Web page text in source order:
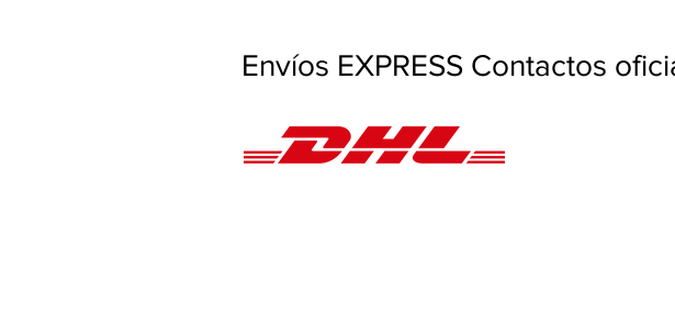
Envíos EXPRESS Contactos